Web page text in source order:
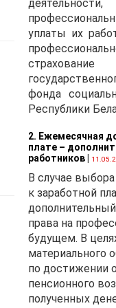
уплаты их
фонда
Республики
2. Ежемесячная
плате –
работников|
В случае
к заработной
права на
будущем. В
материального
по достижении
пенсионного
полученных